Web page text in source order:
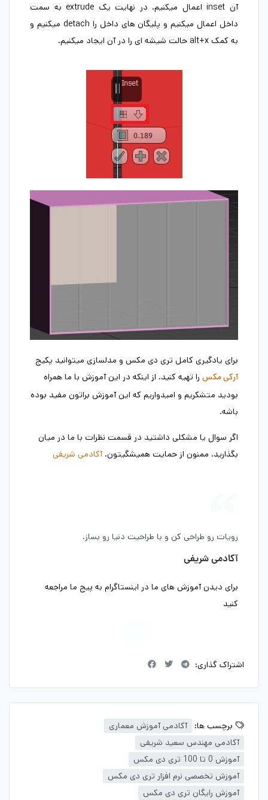
آن inset اعمال میکنیم. در نهایت یک extrude به سمت
داخل اعمال میکنیم و پلیگان های داخل را detach میکنیم و
به کمک alt+x حالت شیشه ای را در آن ایجاد میکنیم.
برای یادگیری کامل تری دی مکس و مدلسازی میتوانید پکیج
آرکی مکس را تهیه کنید. از اینکه در این آموزش با ما همراه
بودید متشکریم و امیدواریم که این آموزش براتون مفید بوده
باشه.
اگر سوال یا مشکلی داشتید در قسمت نظرات با ما در میان
بگذارید. ممنون از حمایت همیشگیتون.آکادمی شریفی
رویات رو طراحی کن و با طراحیت دنیا رو بساز.
آکادمی شریفی
برای دیدن آموزش های ما در اینستاگرام به پیج ما مراجعه
کنید
اشتراک گذاری:
برچسب ها:
آکادمی آموزش معماری
آکادمی مهندس سعید شریفی
آموزش 0 تا 100 تری دی مکس
آموزش تخصصی نرم افزار تری دی مکس
آموزش رایگان تری دی مکس